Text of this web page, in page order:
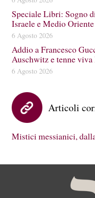
Speciale Libri: Sogno
Israele e Medio Oriente
6 Agosto 2026
Addio a Francesco
Auschwitz e tenne
6 Agosto 2026
Articoli
Mistici messianici,